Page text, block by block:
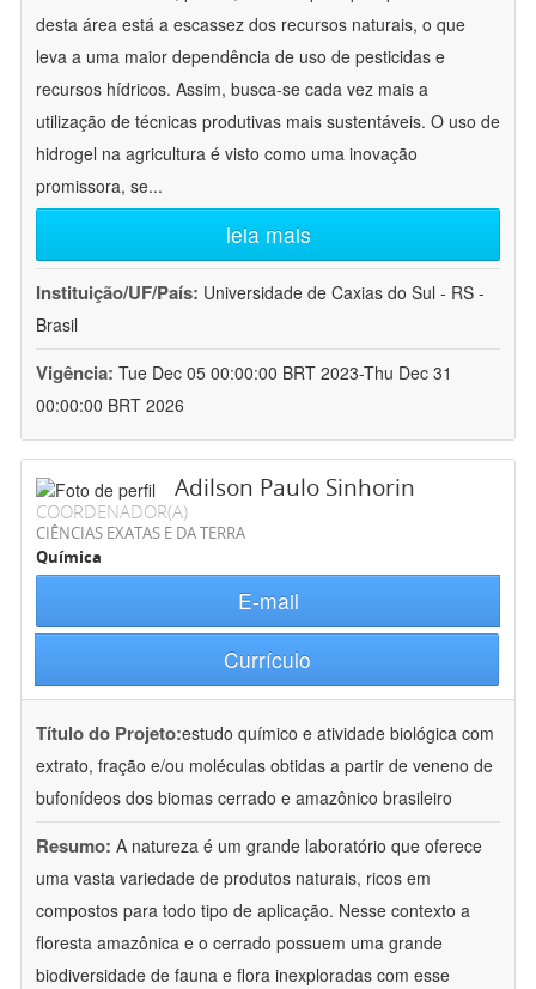
desta área está a escassez dos recursos naturais, o que
leva a uma maior dependência de uso de pesticidas e
recursos hídricos. Assim, busca-se cada vez mais a
utilização de técnicas produtivas mais sustentáveis. O uso de
hidrogel na agricultura é visto como uma inovação
promissora, se...
leia mais
Instituição/UF/País: Universidade de Caxias do Sul - RS -
Brasil
Vigência: Tue Dec 05 00:00:00 BRT 2023-Thu Dec 31
00:00:00 BRT 2026
Adilson Paulo Sinhorin
COORDENADOR(A)
CIÊNCIAS EXATAS E DA TERRA
Química
E-mail
Currículo
Título do Projeto:estudo químico e atividade biológica com
extrato, fração e/ou moléculas obtidas a partir de veneno de
bufonídeos dos biomas cerrado e amazônico brasileiro
Resumo: A natureza é um grande laboratório que oferece
uma vasta variedade de produtos naturais, ricos em
compostos para todo tipo de aplicação. Nesse contexto a
floresta amazônica e o cerrado possuem uma grande
biodiversidade de fauna e flora inexploradas com esse